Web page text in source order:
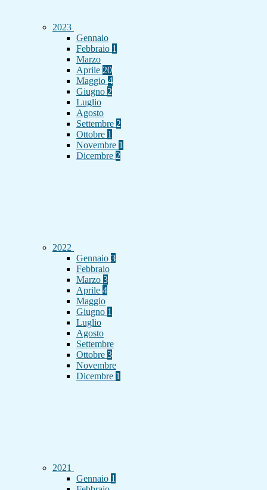
2023
Gennaio
Febbraio 1
Marzo
Aprile 20
Maggio 4
Giugno 2
Luglio
Agosto
Settembre 2
Ottobre 1
Novembre 1
Dicembre 2
2022
Gennaio 3
Febbraio
Marzo 3
Aprile 4
Maggio
Giugno 1
Luglio
Agosto
Settembre
Ottobre 3
Novembre
Dicembre 1
2021
Gennaio 1